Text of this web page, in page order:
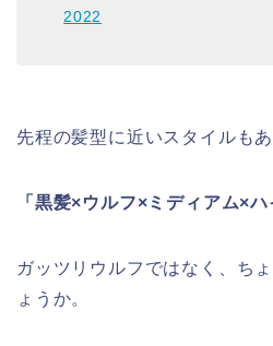
2022
先程の髪型に近いスタイルもあ
「黒髪×ウルフ×ミディアム×ハ
ガッツリウルフではなく、ち
ょうか。